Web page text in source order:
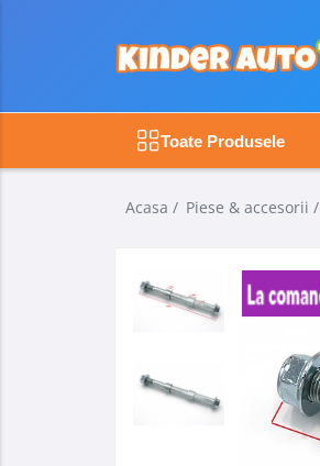
Toate Produsele
Produse in stoc
Masinute electrice
ATV & UTV Electrice
Motociclete Drift-Trike
Masinute electrice Mercedes
Toate Produsele
Acasa / Piese & accesorii /